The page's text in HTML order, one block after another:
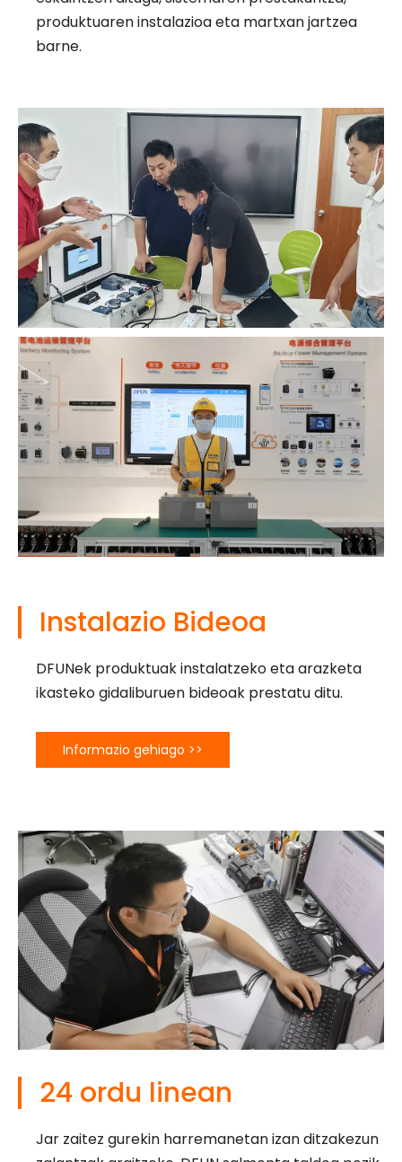
produktuaren instalazioa eta martxan jartzea
barne.
Instalazio Bideoa
DFUNek produktuak instalatzeko eta arazketa
ikasteko gidaliburuen bideoak prestatu ditu.
Informazio gehiago >>
24 ordu linean
Jar zaitez gurekin harremanetan izan ditzakezun